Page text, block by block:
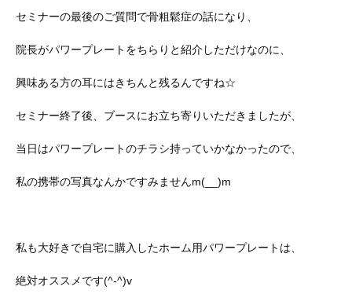
セミナーの最後のご質問で骨粗鬆症の話になり、
院長がパワープレートをちらりと紹介しただけなのに、
興味ある方の耳にはきちんと残るんですね☆
セミナー終了後、ブースにお立ち寄りいただきましたが、
当日はパワープレートのチラシ持っていかなかったので、
私の携帯の写真なんかですみませんm(__)m
私も大好きで自宅に購入したホーム用パワープレートは、
絶対オススメです(^-^)v